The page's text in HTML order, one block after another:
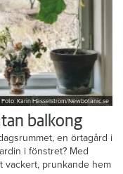
Foto: Karin Hasselström/Newbotanic.se
balkong
en örtagård i
i fönstret? Med
vackert, prunkande hem